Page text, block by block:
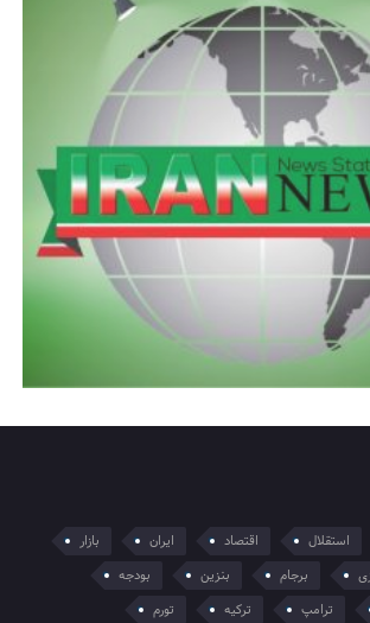
استقلال اقتصاد ایران
بازار
برجام بنزین
بودجه
ترامپ ترکیه
تورم